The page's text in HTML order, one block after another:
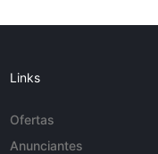
Links
Ofertas
Anunciantes